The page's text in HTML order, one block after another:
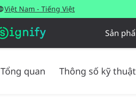
Việt Nam - Tiếng Việt
Sản
Tổng quan Thông số kỹ thuật